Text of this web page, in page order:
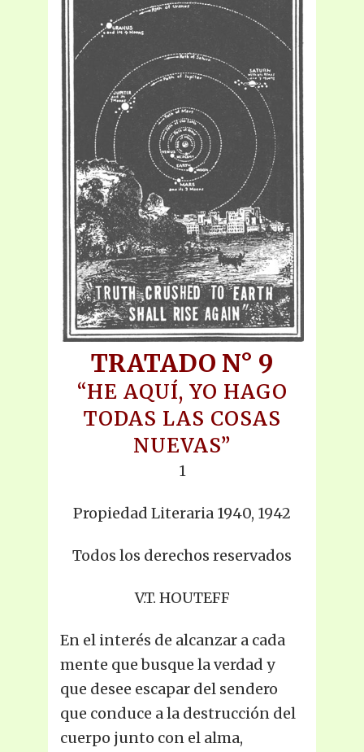
TRATADO N° 9
“HE AQUÍ, YO HAGO
TODAS LAS COSAS
NUEVAS”
1
Propiedad Literaria 1940, 1942
Todos los derechos reservados
V.T. HOUTEFF
En el interés de alcanzar a cada
mente que busque la verdad y
que desee escapar del sendero
que conduce a la destrucción del
cuerpo junto con el alma,